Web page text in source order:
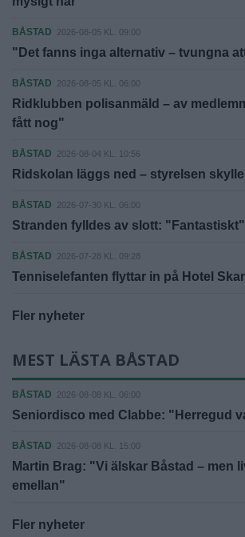
BÅSTAD 2026-08-05 KL. 09:00
"Det fanns inga alternativ – tvungna
BÅSTAD 2026-08-05 KL. 06:00
Ridklubben polisanmäld – av
fått nog"
BÅSTAD 2026-08-04 KL. 10:56
Ridskolan läggs ned – styrelsen
BÅSTAD 2026-07-30 KL. 06:00
Stranden fylldes av slott: "Fantastiskt"
BÅSTAD 2026-07-28 KL. 09:28
Tenniselefanten flyttar in på Hotel
Fler nyheter
MEST LÄSTA BÅSTAD
BÅSTAD 2026-08-08 KL. 06:00
Seniordisco med Clabbe: "Herregud
BÅSTAD 2026-08-08 KL. 15:00
Martin Brag: "Vi älskar Båstad – men
emellan"
Fler nyheter